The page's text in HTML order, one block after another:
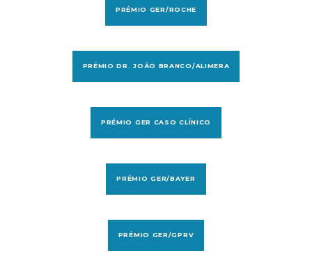
PRÉMIO GER/ROCHE
PRÉMIO DR. JOÃO BRANCO/ALIMERA
PRÉMIO GER CASO CLÍNICO
PRÉMIO GER/BAYER
PRÉMIO GER/GPRV